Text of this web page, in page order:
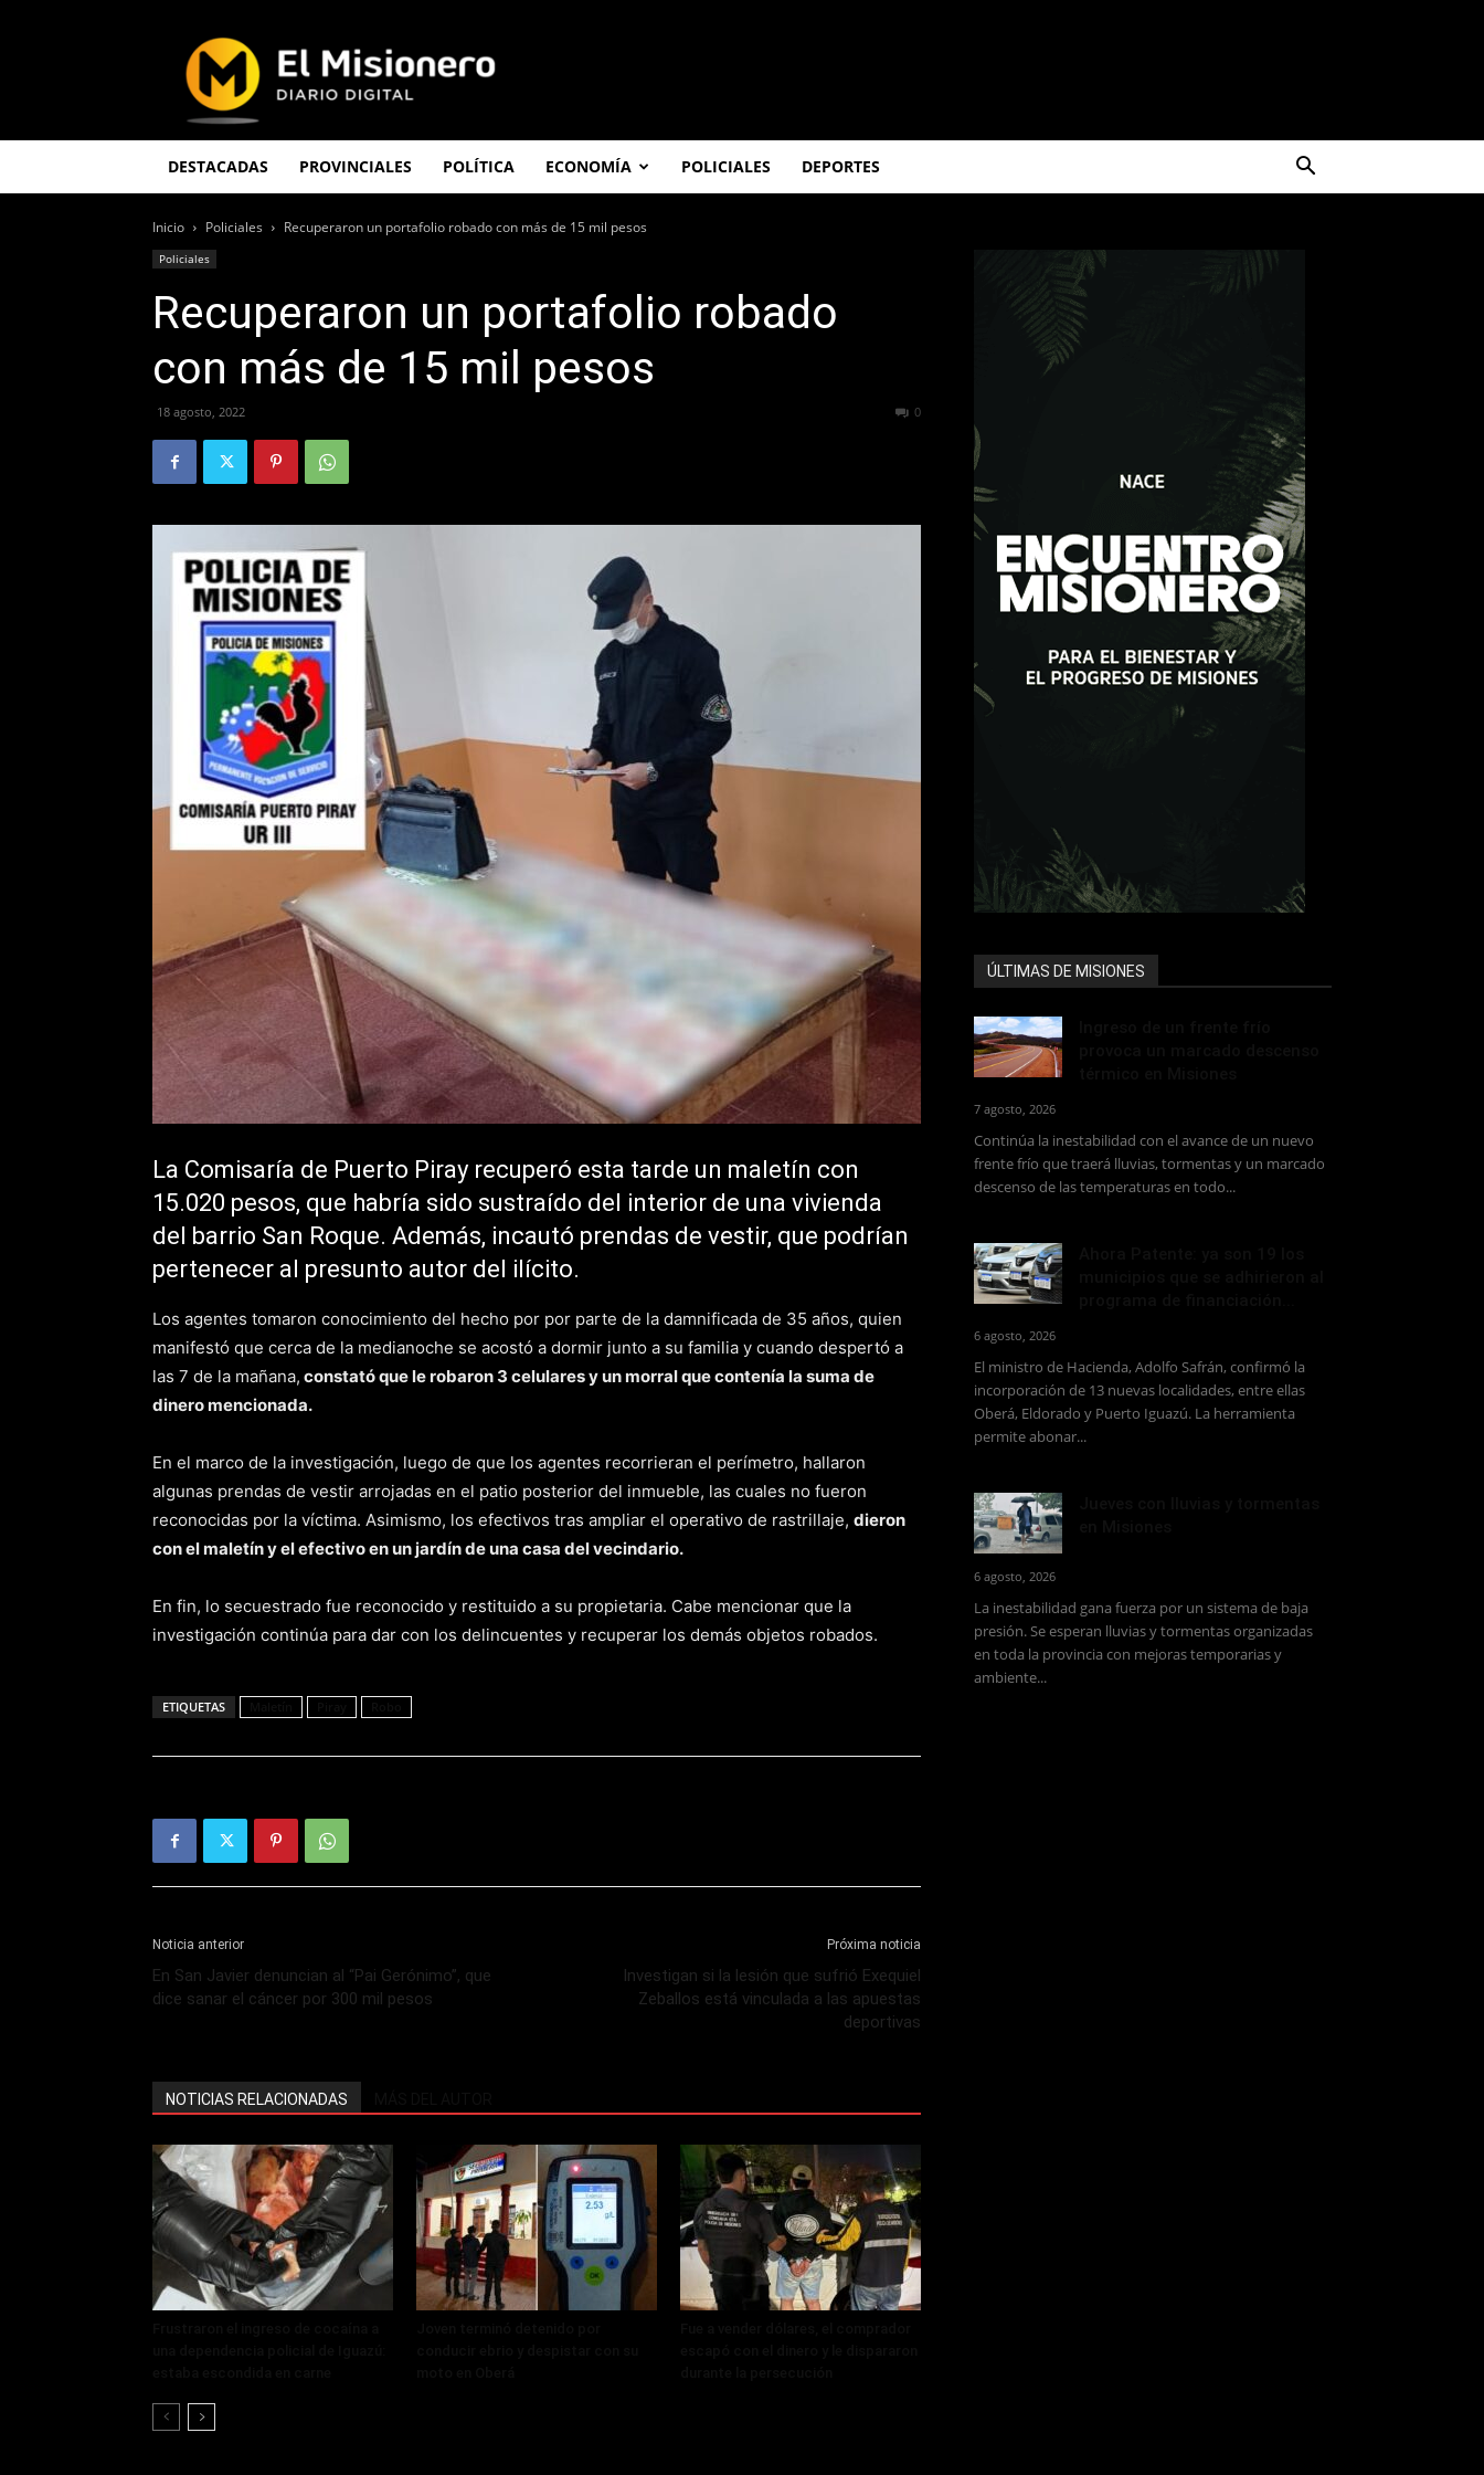
Misionero
DESTACADAS PROVINCIALES POLÍTICA ECONOMÍA POLICIALES DEPORTES
Inicio Policiales Recuperaron un portafolio robado con más de 15 mil pesos
Policiales
Recuperaron un portafolio robado
con más de 15 mil pesos
18 agosto, 2022 0
La Comisaría de Puerto Piray recuperó esta tarde un maletín con
15.020 pesos, que habría sido sustraído del interior de una vivienda
del barrio San Roque. Además, incautó prendas de vestir, que podrían
pertenecer al presunto autor del ilícito.
Los agentes tomaron conocimiento del hecho por por parte de la damnificada de 35 años, quien
manifestó que cerca de la medianoche se acostó a dormir junto a su familia y cuando despertó a
las 7 de la mañana, constató que le robaron 3 celulares y un morral que contenía la suma de
dinero mencionada.
En el marco de la investigación, luego de que los agentes recorrieran el perímetro, hallaron
algunas prendas de vestir arrojadas en el patio posterior del inmueble, las cuales no fueron
reconocidas por la víctima. Asimismo, los efectivos tras ampliar el operativo de rastrillaje, dieron
con el maletín y el efectivo en un jardín de una casa del vecindario.
En fin, lo secuestrado fue reconocido y restituido a su propietaria. Cabe mencionar que la
investigación continúa para dar con los delincuentes y recuperar los demás objetos robados.
ETIQUETAS
Noticia anterior
En San Javier denuncian al “Pai Gerónimo”, que
dice sanar el cáncer por 300 mil pesos
Próxima noticia
Investigan si la lesión que sufrió Exequiel
Zeballos está vinculada a las apuestas
deportivas
NOTICIAS RELACIONADAS
ÚLTIMAS DE MISIONES
7 agosto, 2026
Continúa la inestabilidad con el avance de un nuevo
frente frío que traerá lluvias, tormentas y un marcado
descenso de las temperaturas en todo...
6 agosto, 2026
El ministro de Hacienda, Adolfo Safrán, confirmó la
incorporación de 13 nuevas localidades, entre ellas
Oberá, Eldorado y Puerto Iguazú. La herramienta
permite abonar...
6 agosto, 2026
La inestabilidad gana fuerza por un sistema de baja
presión. Se esperan lluvias y tormentas organizadas
en toda la provincia con mejoras temporarias y
ambiente...